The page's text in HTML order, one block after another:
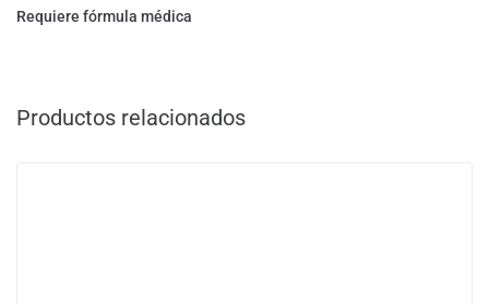
Requiere fórmula médica
Productos relacionados